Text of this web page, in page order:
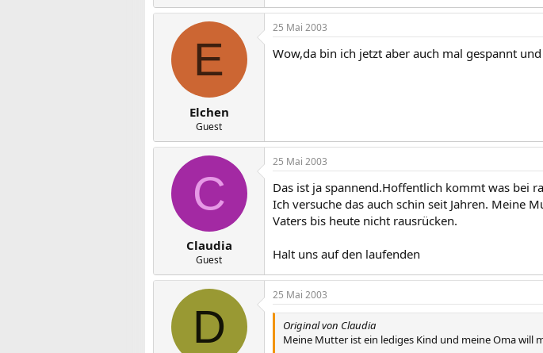
E
Elchen
Guest
25 Mai 2003
Wow,da bin ich jetzt aber auch mal gespannt
C
Claudia
Guest
25 Mai 2003
Das ist ja spannend.Hoffentlich kommt was bei
Ich versuche das auch schin seit Jahren. Meine
Vaters bis heute nicht rausrücken.
Halt uns auf den laufenden
D
25 Mai 2003
Original von Claudia
Meine Mutter ist ein lediges Kind und meine Oma will